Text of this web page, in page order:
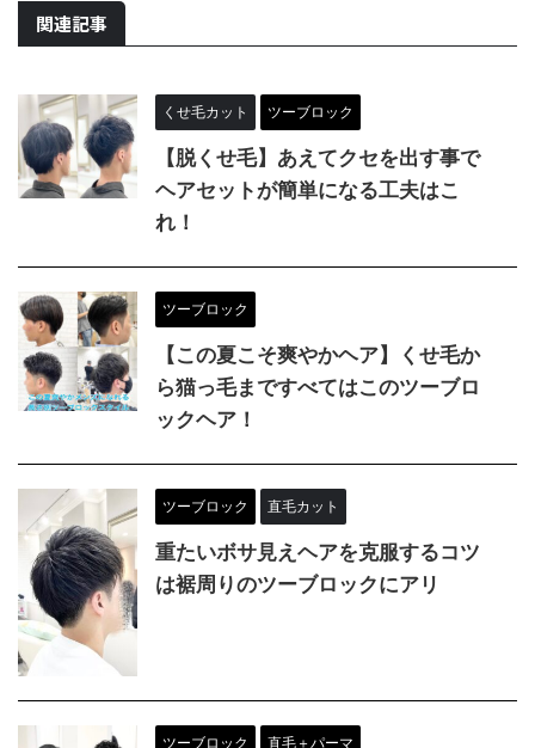
関連記事
くせ毛カット ツーブロック
【脱くせ毛】あえてクセを出す事で
ヘアセットが簡単になる工夫はこ
れ！
ツーブロック
【この夏こそ爽やかヘア】くせ毛か
ら猫っ毛まですべてはこのツーブロ
ックヘア！
ツーブロック 直毛カット
重たいボサ見えヘアを克服するコツ
は裾周りのツーブロックにアリ
ツーブロック 直毛＋パーマ